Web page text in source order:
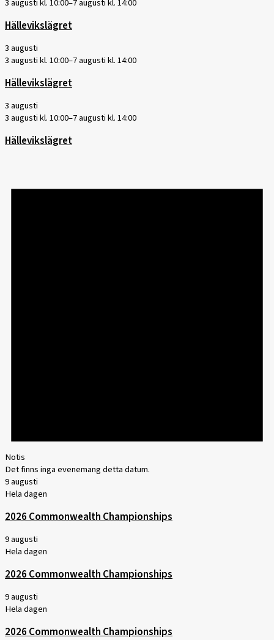
3 augusti kl. 10:00–7 augusti kl. 14:00
Hällevikslägret
3 augusti
3 augusti kl. 10:00–7 augusti kl. 14:00
Hällevikslägret
3 augusti
3 augusti kl. 10:00–7 augusti kl. 14:00
Hällevikslägret
Notis
Det finns inga evenemang detta datum.
9 augusti
Hela dagen
2026 Commonwealth Championships
9 augusti
Hela dagen
2026 Commonwealth Championships
9 augusti
Hela dagen
2026 Commonwealth Championships